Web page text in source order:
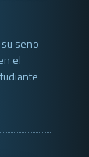
seno
el